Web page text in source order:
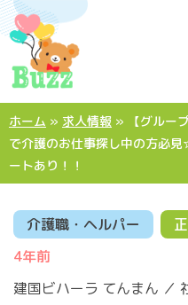
ホーム » 求人情報 »
【グルー
で介護のお仕事探し中の方必
ートあり！！
介護職・ヘルパー
4年前
建国ビハーラ てんまん ／